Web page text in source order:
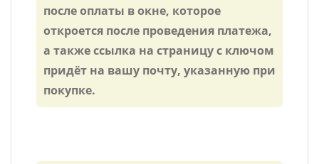
после оплаты в окне, которое
откроется после проведения платежа,
а также ссылка на страницу с ключом
придёт на вашу почту, указанную при
покупке.